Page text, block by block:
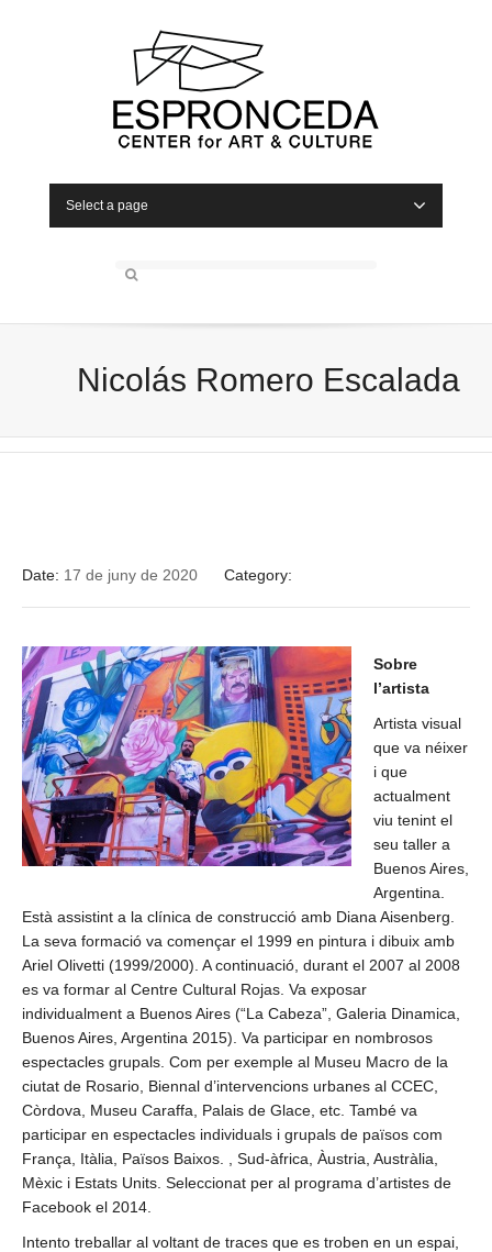
Select a page
Nicolás Romero Escalada
Date: 17 de juny de 2020 Category:
Sobre
l’artista
Artista visual
que va néixer
i que
actualment
viu tenint el
seu taller a
Buenos Aires,
Argentina.
Està assistint a la clínica de construcció amb Diana Aisenberg.
La seva formació va començar el 1999 en pintura i dibuix amb
Ariel Olivetti (1999/2000). A continuació, durant el 2007 al 2008
es va formar al Centre Cultural Rojas. Va exposar
individualment a Buenos Aires (“La Cabeza”, Galeria Dinamica,
Buenos Aires, Argentina 2015). Va participar en nombrosos
espectacles grupals. Com per exemple al Museu Macro de la
ciutat de Rosario, Biennal d’intervencions urbanes al CCEC,
Còrdova, Museu Caraffa, Palais de Glace, etc. També va
participar en espectacles individuals i grupals de països com
França, Itàlia, Països Baixos. , Sud-àfrica, Àustria, Austràlia,
Mèxic i Estats Units. Seleccionat per al programa d’artistes de
Facebook el 2014.
Intento treballar al voltant de traces que es troben en un espai,